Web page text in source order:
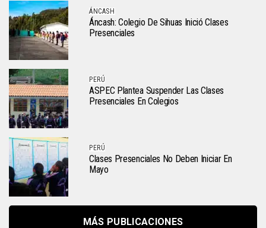
ÁNCASH
Áncash: Colegio De Sihuas Inició Clases
Presenciales
PERÚ
ASPEC Plantea Suspender Las Clases
Presenciales En Colegios
PERÚ
Clases Presenciales No Deben Iniciar En
Mayo
MÁS PUBLICACIONES